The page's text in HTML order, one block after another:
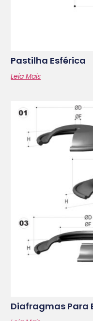
Pastilha Esférica
Leia Mais
Diafragmas Para